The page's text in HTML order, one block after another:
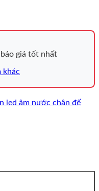
giá tốt nhất
khác
led âm nước chân đế